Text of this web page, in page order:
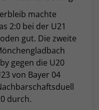
machte
2:0 bei der U21
gut. Die zweite
gegen die U20
von Bayer 04
durch.